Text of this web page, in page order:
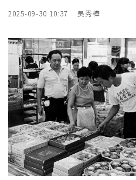
2025-09-30 10:37 吳秀樺